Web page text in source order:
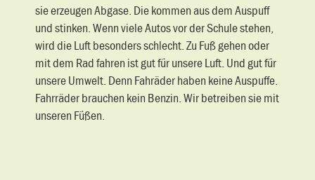
sie erzeugen Abgase. Die kommen aus dem Auspuff
und stinken. Wenn viele Autos vor der Schule stehen,
wird die Luft besonders schlecht. Zu Fuß gehen oder
mit dem Rad fahren ist gut für unsere Luft. Und gut für
unsere Umwelt. Denn Fahräder haben keine Auspuffe.
Fahrräder brauchen kein Benzin. Wir betreiben sie mit
unseren Füßen.